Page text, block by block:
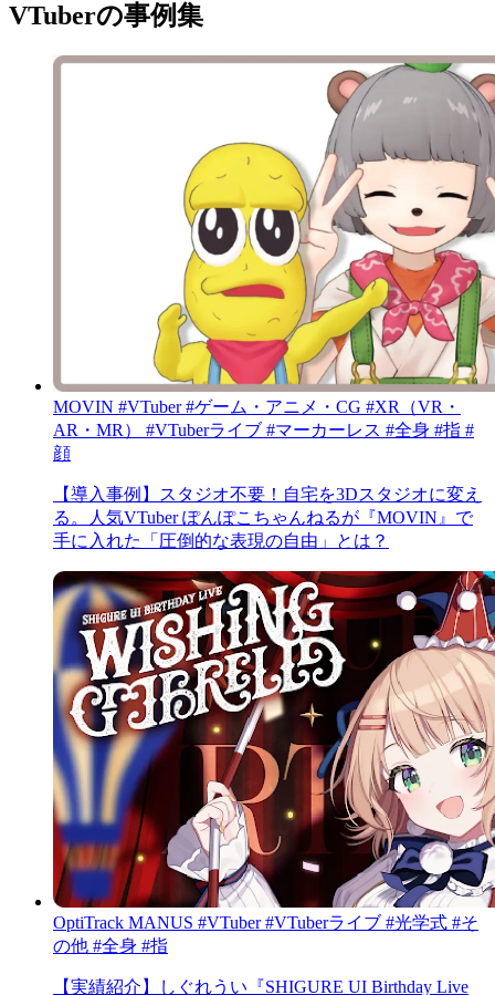
VTuberの事例集
MOVIN #VTuber #ゲーム・アニメ・CG #XR（VR・
AR・MR）
#VTuberライブ #マーカーレス #全身 #指 #
顔
【導入事例】スタジオ不要！自宅を3Dスタジオに変え
る。人気VTuber ぽんぽこちゃんねるが『MOVIN』で
手に入れた「圧倒的な表現の自由」とは？
OptiTrack MANUS #VTuber #VTuberライブ #光学式 #そ
の他 #全身 #指
【実績紹介】しぐれうい『SHIGURE UI Birthday Live